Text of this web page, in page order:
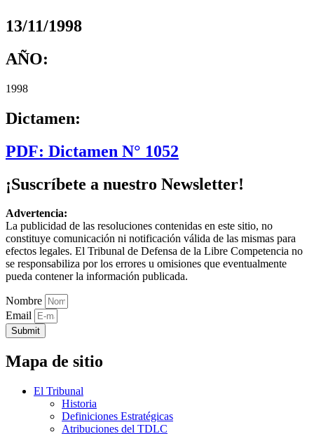
13/11/1998
AÑO:
1998
Dictamen:
PDF: Dictamen N° 1052
¡Suscríbete a nuestro Newsletter!
Advertencia:
La publicidad de las resoluciones contenidas en este sitio, no
constituye comunicación ni notificación válida de las mismas para
efectos legales. El Tribunal de Defensa de la Libre Competencia no
se responsabiliza por los errores u omisiones que eventualmente
pueda contener la información publicada.
Nombre
Email
Submit
Mapa de sitio
El Tribunal
Historia
Definiciones Estratégicas
Atribuciones del TDLC